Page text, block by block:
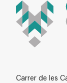
Carrer de les